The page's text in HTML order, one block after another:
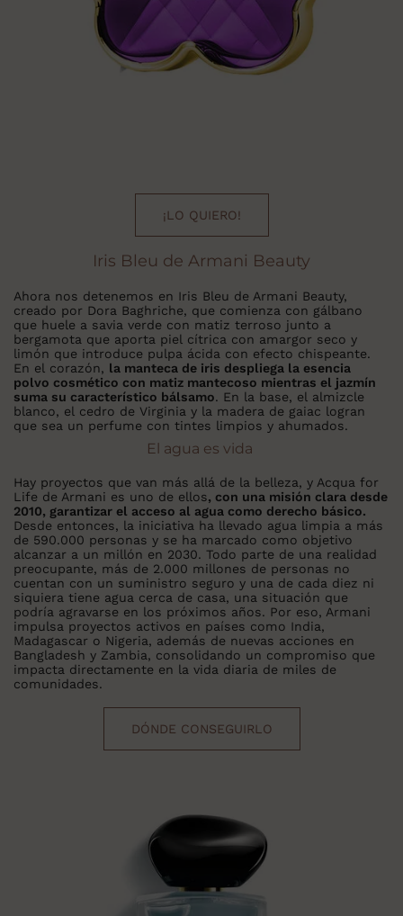
¡LO QUIERO!
Iris Bleu de Armani Beauty
Ahora nos detenemos en Iris Bleu de Armani Beauty,
creado por Dora Baghriche, que comienza con gálbano
que huele a savia verde con matiz terroso junto a
bergamota que aporta piel cítrica con amargor seco y
limón que introduce pulpa ácida con efecto chispeante.
En el corazón, la manteca de iris despliega la esencia
polvo cosmético con matiz mantecoso mientras el jazmín
suma su característico bálsamo. En la base, el almizcle
blanco, el cedro de Virginia y la madera de gaiac logran
que sea un perfume con tintes limpios y ahumados.
El agua es vida
Hay proyectos que van más allá de la belleza, y Acqua for
Life de Armani es uno de ellos, con una misión clara desde
2010, garantizar el acceso al agua como derecho básico.
Desde entonces, la iniciativa ha llevado agua limpia a más
de 590.000 personas y se ha marcado como objetivo
alcanzar a un millón en 2030. Todo parte de una realidad
preocupante, más de 2.000 millones de personas no
cuentan con un suministro seguro y una de cada diez ni
siquiera tiene agua cerca de casa, una situación que
podría agravarse en los próximos años. Por eso, Armani
impulsa proyectos activos en países como India,
Madagascar o Nigeria, además de nuevas acciones en
Bangladesh y Zambia, consolidando un compromiso que
impacta directamente en la vida diaria de miles de
comunidades.
DÓNDE CONSEGUIRLO